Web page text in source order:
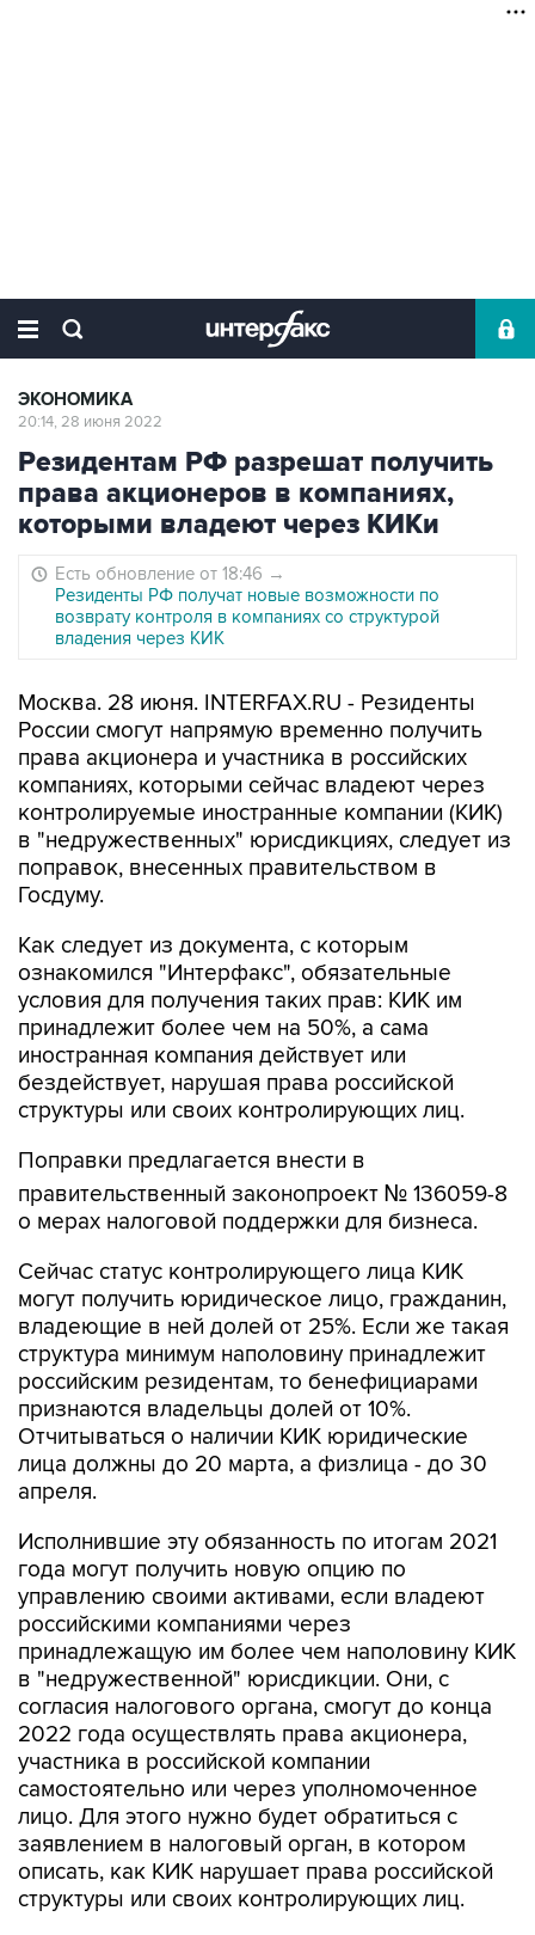
ЭКОНОМИКА
20:14, 28 июня 2022
Резидентам РФ разрешат получить
права акционеров в компаниях,
которыми владеют через КИКи
Есть обновление от 18:46 →
Резиденты РФ получат новые возможности по
возврату контроля в компаниях со структурой
владения через КИК
Москва. 28 июня. INTERFAX.RU - Резиденты
России смогут напрямую временно получить
права акционера и участника в российских
компаниях, которыми сейчас владеют через
контролируемые иностранные компании (КИК)
в "недружественных" юрисдикциях, следует из
поправок, внесенных правительством в
Госдуму.
Как следует из документа, с которым
ознакомился "Интерфакс", обязательные
условия для получения таких прав: КИК им
принадлежит более чем на 50%, а сама
иностранная компания действует или
бездействует, нарушая права российской
структуры или своих контролирующих лиц.
Поправки предлагается внести в
правительственный законопроект № 136059-8
о мерах налоговой поддержки для бизнеса.
Сейчас статус контролирующего лица КИК
могут получить юридическое лицо, гражданин,
владеющие в ней долей от 25%. Если же такая
структура минимум наполовину принадлежит
российским резидентам, то бенефициарами
признаются владельцы долей от 10%.
Отчитываться о наличии КИК юридические
лица должны до 20 марта, а физлица - до 30
апреля.
Исполнившие эту обязанность по итогам 2021
года могут получить новую опцию по
управлению своими активами, если владеют
российскими компаниями через
принадлежащую им более чем наполовину КИК
в "недружественной" юрисдикции. Они, с
согласия налогового органа, смогут до конца
2022 года осуществлять права акционера,
участника в российской компании
самостоятельно или через уполномоченное
лицо. Для этого нужно будет обратиться с
заявлением в налоговый орган, в котором
описать, как КИК нарушает права российской
структуры или своих контролирующих лиц.